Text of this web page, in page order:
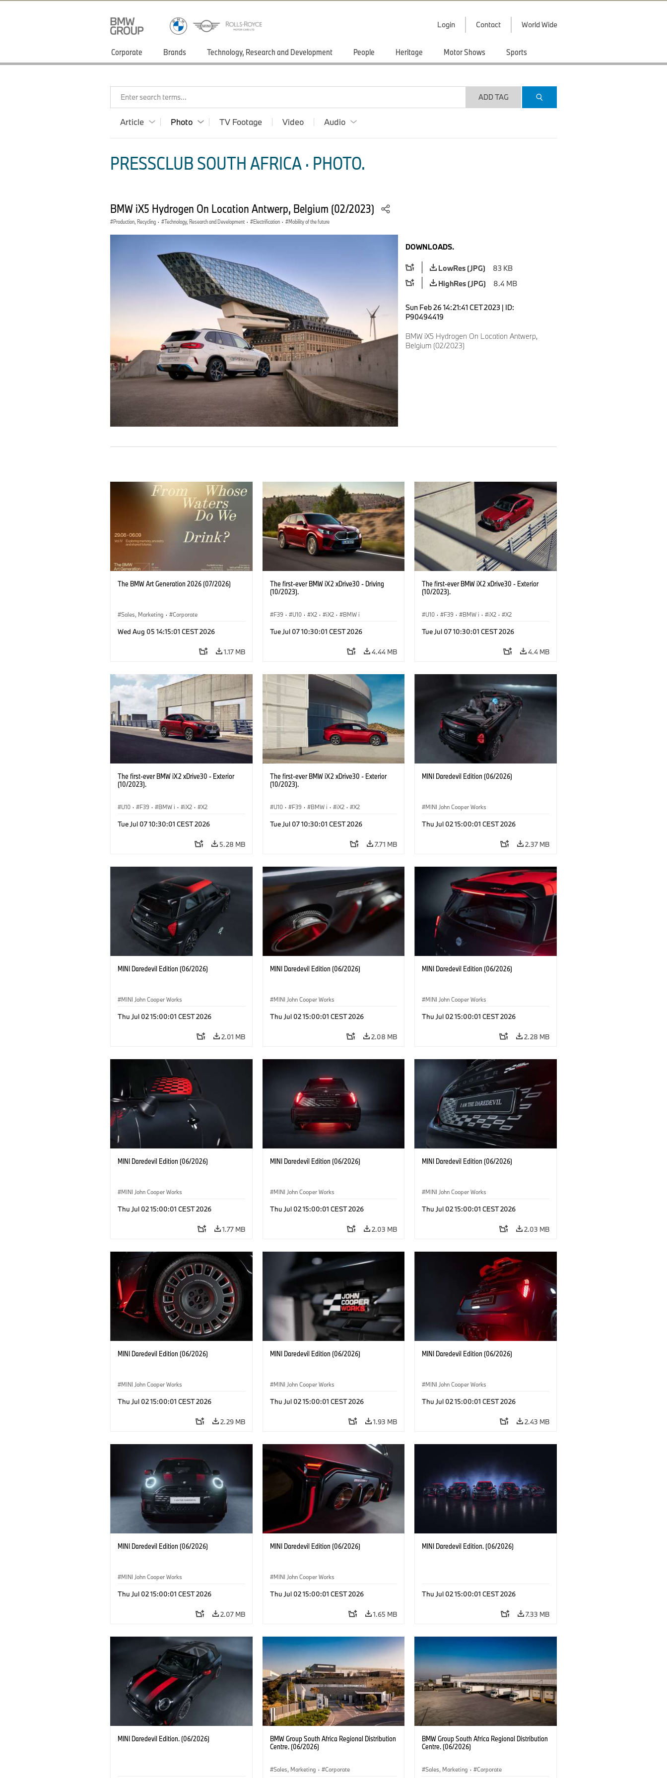
Login Contact World Wide
Corporate Brands Technology, Research and Development People Heritage Motor Shows Sports
Enter search terms... ADD TAG
Article Photo TV Footage Video Audio
PRESSCLUB SOUTH AFRICA · PHOTO.
BMW iX5 Hydrogen On Location Antwerp, Belgium (02/2023)
Production, Recycling · Technology, Research and Development · Electrification · Mobility of the future
DOWNLOADS.
LowRes (JPG)
83 KB
HighRes (JPG)
8.4 MB
Sun Feb 26 14:21:41 CET 2023 | ID:
P90494419
BMW iX5 Hydrogen On Location Antwerp,
Belgium (02/2023)
The BMW Art Generation 2026 (07/2026)
Sales, Marketing · Corporate
Wed Aug 05 14:15:01 CEST 2026
1.17 MB
The first-ever BMW iX2 xDrive30 - Driving
(10/2023).
F39 · U10 · X2 · iX2 · BMW i
Tue Jul 07 10:30:01 CEST 2026
4.44 MB
The first-ever BMW iX2 xDrive30 - Exterior
(10/2023).
U10 · F39 · BMW i · iX2 · X2
Tue Jul 07 10:30:01 CEST 2026
4.4 MB
The first-ever BMW iX2 xDrive30 - Exterior
(10/2023).
U10 · F39 · BMW i · iX2 · X2
Tue Jul 07 10:30:01 CEST 2026
5.28 MB
The first-ever BMW iX2 xDrive30 - Exterior
(10/2023).
U10 · F39 · BMW i · iX2 · X2
Tue Jul 07 10:30:01 CEST 2026
7.71 MB
MINI Daredevil Edition (06/2026)
MINI John Cooper Works
Thu Jul 02 15:00:01 CEST 2026
2.37 MB
MINI Daredevil Edition (06/2026)
MINI John Cooper Works
Thu Jul 02 15:00:01 CEST 2026
2.01 MB
MINI Daredevil Edition (06/2026)
MINI John Cooper Works
Thu Jul 02 15:00:01 CEST 2026
2.08 MB
MINI Daredevil Edition (06/2026)
MINI John Cooper Works
Thu Jul 02 15:00:01 CEST 2026
2.28 MB
MINI Daredevil Edition (06/2026)
MINI John Cooper Works
Thu Jul 02 15:00:01 CEST 2026
1.77 MB
MINI Daredevil Edition (06/2026)
MINI John Cooper Works
Thu Jul 02 15:00:01 CEST 2026
2.03 MB
MINI Daredevil Edition (06/2026)
MINI John Cooper Works
Thu Jul 02 15:00:01 CEST 2026
2.03 MB
MINI Daredevil Edition (06/2026)
MINI John Cooper Works
Thu Jul 02 15:00:01 CEST 2026
2.29 MB
MINI Daredevil Edition (06/2026)
MINI John Cooper Works
Thu Jul 02 15:00:01 CEST 2026
1.93 MB
MINI Daredevil Edition (06/2026)
MINI John Cooper Works
Thu Jul 02 15:00:01 CEST 2026
2.43 MB
MINI Daredevil Edition (06/2026)
MINI John Cooper Works
Thu Jul 02 15:00:01 CEST 2026
2.07 MB
MINI Daredevil Edition (06/2026)
MINI John Cooper Works
Thu Jul 02 15:00:01 CEST 2026
1.65 MB
MINI Daredevil Edition. (06/2026)
Thu Jul 02 15:00:01 CEST 2026
7.33 MB
MINI Daredevil Edition. (06/2026)
BMW Group South Africa Regional Distribution
Centre. (06/2026)
Sales, Marketing · Corporate
BMW Group South Africa Regional Distribution
Centre. (06/2026)
Sales, Marketing · Corporate